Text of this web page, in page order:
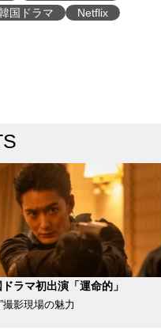
国ドラマ
Netflix
ラマ初出演「運命的」
撮影現場の魅力